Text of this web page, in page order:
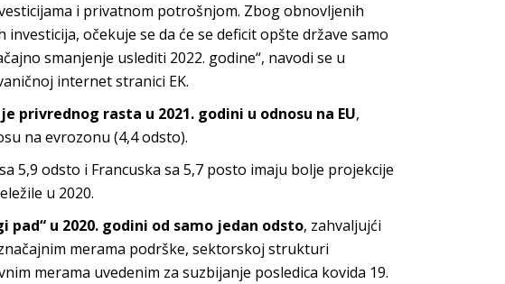
i privatnom potrošnjom. Zbog obnovljenih
očekuje se da će se deficit opšte države samo
smanjenje uslediti 2022. godine“, navodi se u
internet stranici EK.
privrednog rasta u 2021. godini u odnosu na EU,
na evrozonu (4,4 odsto).
5,9 odsto i Francuska sa 5,7 posto imaju bolje projekcije
u 2020.
pad“ u 2020. godini od samo jedan odsto, zahvaljujći
merama podrške, sektorskoj strukturi
merama uvedenim za suzbijanje posledica kovida 19.